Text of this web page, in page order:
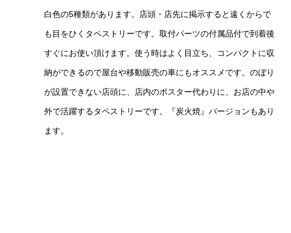
白色の5種類があります。店頭・店先に掲示すると遠くからで
も目をひくタペストリーです。取付パーツの付属品付で到着後
すぐにお使い頂けます。使う時はよく目立ち、コンパクトに収
納ができるので屋台や移動販売の車にもオススメです。のぼり
が設置できない店頭に、店内のポスター代わりに、お店の中や
外で活躍するタペストリーです。『炭火焼』バージョンもあり
ます。